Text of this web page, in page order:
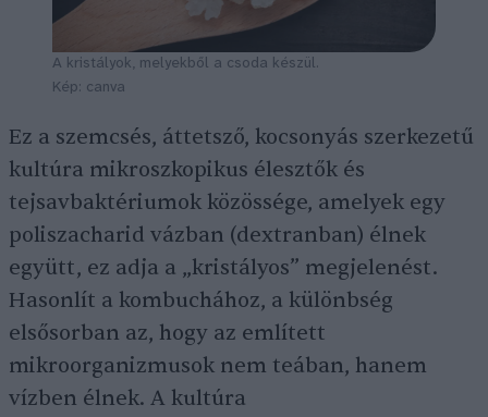
A kristályok, melyekből a csoda készül.
Kép: canva
Ez a szemcsés, áttetsző, kocsonyás szerkezetű
kultúra mikroszkopikus élesztők és
tejsavbaktériumok közössége, amelyek egy
poliszacharid vázban (dextranban) élnek
együtt, ez adja a „kristályos” megjelenést.
Hasonlít a kombuchához, a különbség
elsősorban az, hogy az említett
mikroorganizmusok nem teában, hanem
vízben élnek. A kultúra